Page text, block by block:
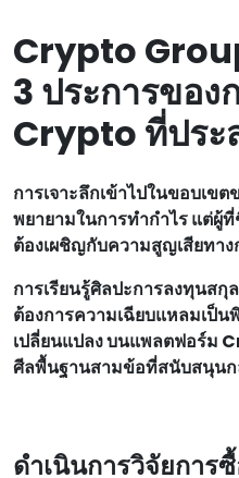
Crypto
3 ประการของ
Crypto ที่ประ
การเจาะลึกเข้าไปในขอบเข
พยายามในการทํากําไร แต่
ต้องเผชิญกับความสูญเสียทาง
การเรียนรู้ศิลปะการลงทุนสกุ
ต้องการความเฉียบแหลมเป็
เปลี่ยนแปลง บนแพลตฟอร์ม
ศีลพื้นฐานสามข้อที่สนับสนุน
ดําเนินการวิจัยการ